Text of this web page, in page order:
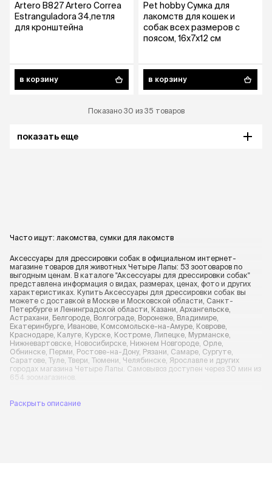
Artero B827 Artero Correa
Estranguladora 34,петля
для кронштейна
в корзину
Pet hobby Сумка для
лакомств для кошек и
собак всех размеров с
поясом, 16х7х12 см
в корзину
Показано 30 из 35 товаров
показать еще
Часто ищут: лакомства сумки для лакомств
Аксессуары для дрессировки собак в официальном интернет-
магазине товаров для животных Четыре Лапы: 53 зоотоваров по
выгодным ценам. В каталоге "Аксессуары для дрессировки собак"
представлена информация о видах, размерах, ценах, фото и других
характеристиках. Купить Аксессуары для дрессировки собак вы
можете с доставкой в Москве и Московской области, Санкт-
Петербурге и Ленинградской области, Казани, Архангельске,
Астрахани, Белгороде, Волгограде, Воронеже, Владимире,
Екатеринбурге, Иванове, Комсомольске-на-Амуре, Коврове,
Краснодаре, Калуге, Курске, Костроме, Липецке, Мурманске,
Нижневартовске, Новосибирске, Нижнем Новгороде, Орле,
Обнинске, Перми, Ростове-на-Дону, Рязани, Самаре, Сургуте,
Саратове, Туле, Твери, Тюмени, Челябинске, Ярославле и других
городах магазина Четыре Лапы. Самовывоз доступен через 30 мин из
654 зоомагазинов.
Раскрыть описание